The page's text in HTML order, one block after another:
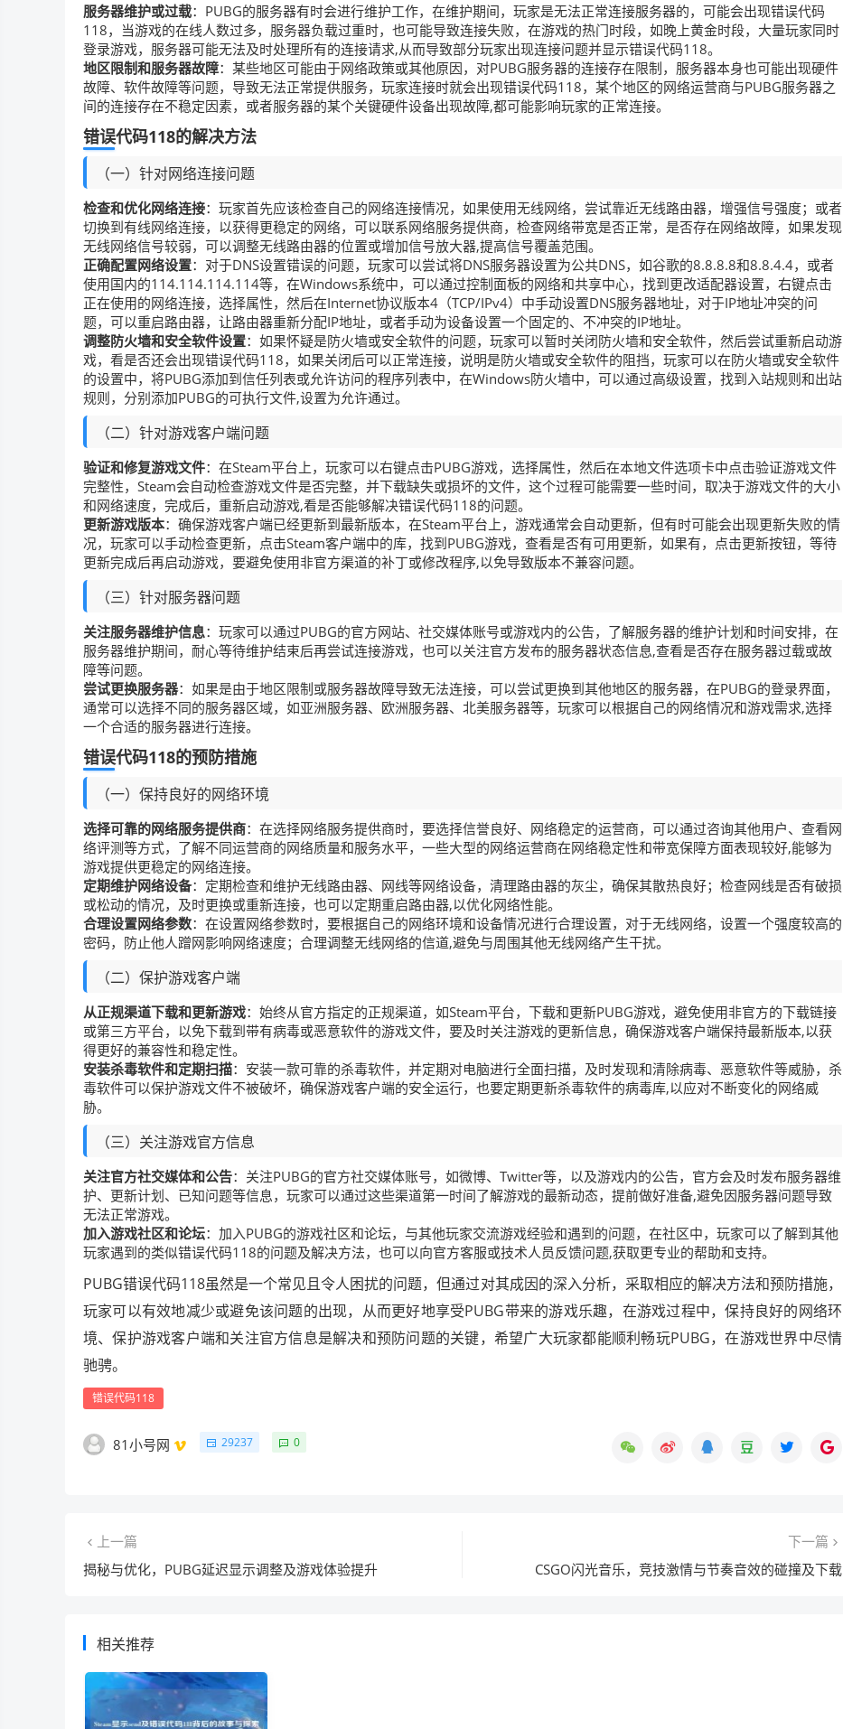
服务器维护或过载：PUBG的服务器有时会进行维护工作，在维护期间，玩家是无法正常连接服务器的，可能会出现错误代码
118，当游戏的在线人数过多，服务器负载过重时，也可能导致连接失败，在游戏的热门时段，如晚上黄金时段，大量玩家同时
登录游戏，服务器可能无法及时处理所有的连接请求,从而导致部分玩家出现连接问题并显示错误代码118。
地区限制和服务器故障：某些地区可能由于网络政策或其他原因，对PUBG服务器的连接存在限制，服务器本身也可能出现硬件
故障、软件故障等问题，导致无法正常提供服务，玩家连接时就会出现错误代码118，某个地区的网络运营商与PUBG服务器之
间的连接存在不稳定因素，或者服务器的某个关键硬件设备出现故障,都可能影响玩家的正常连接。
错误代码118的解决方法
（一）针对网络连接问题
检查和优化网络连接：玩家首先应该检查自己的网络连接情况，如果使用无线网络，尝试靠近无线路由器，增强信号强度；或者
切换到有线网络连接，以获得更稳定的网络，可以联系网络服务提供商，检查网络带宽是否正常，是否存在网络故障，如果发现
无线网络信号较弱，可以调整无线路由器的位置或增加信号放大器,提高信号覆盖范围。
正确配置网络设置：对于DNS设置错误的问题，玩家可以尝试将DNS服务器设置为公共DNS，如谷歌的8.8.8.8和8.8.4.4，或者
使用国内的114.114.114.114等，在Windows系统中，可以通过控制面板的网络和共享中心，找到更改适配器设置，右键点击
正在使用的网络连接，选择属性，然后在Internet协议版本4（TCP/IPv4）中手动设置DNS服务器地址，对于IP地址冲突的问
题，可以重启路由器，让路由器重新分配IP地址，或者手动为设备设置一个固定的、不冲突的IP地址。
调整防火墙和安全软件设置：如果怀疑是防火墙或安全软件的问题，玩家可以暂时关闭防火墙和安全软件，然后尝试重新启动游
戏，看是否还会出现错误代码118，如果关闭后可以正常连接，说明是防火墙或安全软件的阻挡，玩家可以在防火墙或安全软件
的设置中，将PUBG添加到信任列表或允许访问的程序列表中，在Windows防火墙中，可以通过高级设置，找到入站规则和出站
规则，分别添加PUBG的可执行文件,设置为允许通过。
（二）针对游戏客户端问题
验证和修复游戏文件：在Steam平台上，玩家可以右键点击PUBG游戏，选择属性，然后在本地文件选项卡中点击验证游戏文件
完整性，Steam会自动检查游戏文件是否完整，并下载缺失或损坏的文件，这个过程可能需要一些时间，取决于游戏文件的大小
和网络速度，完成后，重新启动游戏,看是否能够解决错误代码118的问题。
更新游戏版本：确保游戏客户端已经更新到最新版本，在Steam平台上，游戏通常会自动更新，但有时可能会出现更新失败的情
况，玩家可以手动检查更新，点击Steam客户端中的库，找到PUBG游戏，查看是否有可用更新，如果有，点击更新按钮，等待
更新完成后再启动游戏，要避免使用非官方渠道的补丁或修改程序,以免导致版本不兼容问题。
（三）针对服务器问题
关注服务器维护信息：玩家可以通过PUBG的官方网站、社交媒体账号或游戏内的公告，了解服务器的维护计划和时间安排，在
服务器维护期间，耐心等待维护结束后再尝试连接游戏，也可以关注官方发布的服务器状态信息,查看是否存在服务器过载或故
障等问题。
尝试更换服务器：如果是由于地区限制或服务器故障导致无法连接，可以尝试更换到其他地区的服务器，在PUBG的登录界面，
通常可以选择不同的服务器区域，如亚洲服务器、欧洲服务器、北美服务器等，玩家可以根据自己的网络情况和游戏需求,选择
一个合适的服务器进行连接。
错误代码118的预防措施
（一）保持良好的网络环境
选择可靠的网络服务提供商：在选择网络服务提供商时，要选择信誉良好、网络稳定的运营商，可以通过咨询其他用户、查看网
络评测等方式，了解不同运营商的网络质量和服务水平，一些大型的网络运营商在网络稳定性和带宽保障方面表现较好,能够为
游戏提供更稳定的网络连接。
定期维护网络设备：定期检查和维护无线路由器、网线等网络设备，清理路由器的灰尘，确保其散热良好；检查网线是否有破损
或松动的情况，及时更换或重新连接，也可以定期重启路由器,以优化网络性能。
合理设置网络参数：在设置网络参数时，要根据自己的网络环境和设备情况进行合理设置，对于无线网络，设置一个强度较高的
密码，防止他人蹭网影响网络速度；合理调整无线网络的信道,避免与周围其他无线网络产生干扰。
（二）保护游戏客户端
从正规渠道下载和更新游戏：始终从官方指定的正规渠道，如Steam平台，下载和更新PUBG游戏，避免使用非官方的下载链接
或第三方平台，以免下载到带有病毒或恶意软件的游戏文件，要及时关注游戏的更新信息，确保游戏客户端保持最新版本,以获
得更好的兼容性和稳定性。
安装杀毒软件和定期扫描：安装一款可靠的杀毒软件，并定期对电脑进行全面扫描，及时发现和清除病毒、恶意软件等威胁，杀
毒软件可以保护游戏文件不被破坏，确保游戏客户端的安全运行，也要定期更新杀毒软件的病毒库,以应对不断变化的网络威
胁。
（三）关注游戏官方信息
关注官方社交媒体和公告：关注PUBG的官方社交媒体账号，如微博、Twitter等，以及游戏内的公告，官方会及时发布服务器维
护、更新计划、已知问题等信息，玩家可以通过这些渠道第一时间了解游戏的最新动态，提前做好准备,避免因服务器问题导致
无法正常游戏。
加入游戏社区和论坛：加入PUBG的游戏社区和论坛，与其他玩家交流游戏经验和遇到的问题，在社区中，玩家可以了解到其他
玩家遇到的类似错误代码118的问题及解决方法，也可以向官方客服或技术人员反馈问题,获取更专业的帮助和支持。
PUBG错误代码118虽然是一个常见且令人困扰的问题，但通过对其成因的深入分析，采取相应的解决方法和预防措施，
玩家可以有效地减少或避免该问题的出现，从而更好地享受PUBG带来的游戏乐趣，在游戏过程中，保持良好的网络环
境、保护游戏客户端和关注官方信息是解决和预防问题的关键，希望广大玩家都能顺利畅玩PUBG，在游戏世界中尽情
驰骋。
错误代码118
81小号网 29237 0
上一篇
揭秘与优化，PUBG延迟显示调整及游戏体验提升
下一篇
CSGO闪光音乐，竞技激情与节奏音效的碰撞及下载
相关推荐